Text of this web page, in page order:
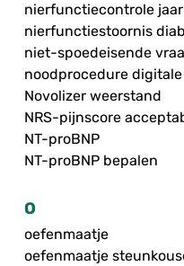
nierfunctiecontrole
nierfunctiestoornis
niet-spoedeisende
noodprocedure
Novolizer weerstand
NRS-pijnscore
NT-proBNP
NT-proBNP bepalen
O
oefenmaatje
oefenmaatje